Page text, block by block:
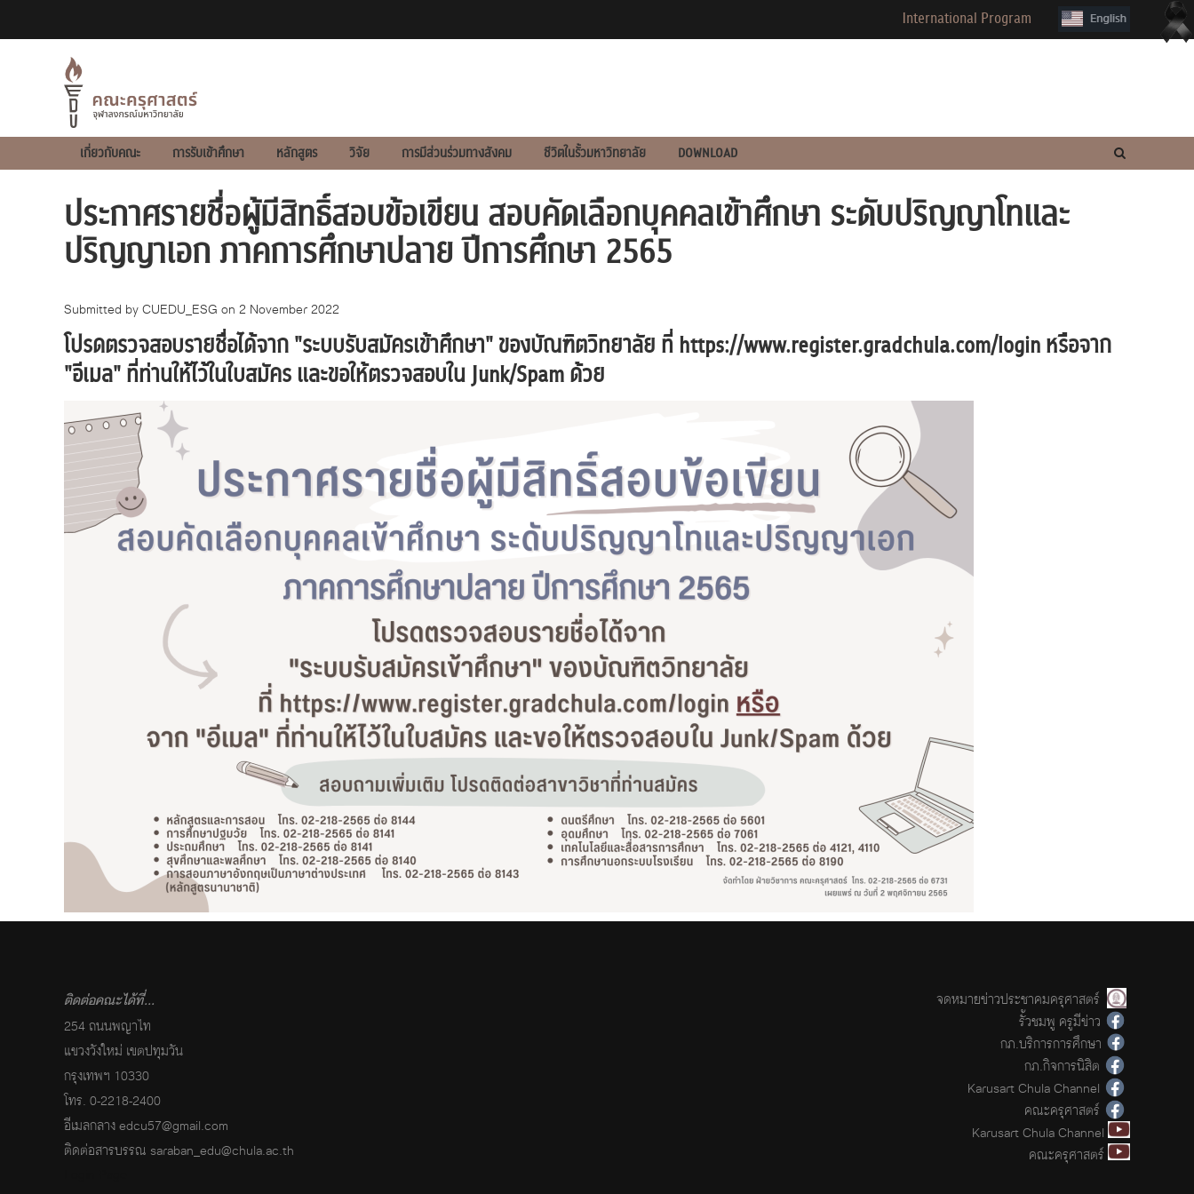
International Program
Main
navigation
2021
เกี่ยวกับคณะ การรับเข้าศึกษา หลักสูตร วิจัย การมีส่วนร่วมทางสังคม ชีวิตในรั้วมหาวิทยาลัย DOWNLOAD
ประกาศรายชื่อผู้มีสิทธิ์สอบข้อเขียน สอบคัดเลือกบุคคลเข้าศึกษา ระดับปริญญาโทและ
ปริญญาเอก ภาคการศึกษาปลาย ปีการศึกษา 2565
Submitted byCUEDU_ESGon 2 November 2022
โปรดตรวจสอบรายชื่อได้จาก "ระบบรับสมัครเข้าศึกษา" ของบัณฑิตวิทยาลัย ที่https://www.register.gradchula.com/loginหรือจาก
"อีเมล" ที่ท่านให้ไว้ในใบสมัคร และขอให้ตรวจสอบใน Junk/Spam ด้วย
ติดต่อคณะได้ที่...
254 ถนนพญาไท
แขวงวังใหม่ เขตปทุมวัน
กรุงเทพฯ 10330
โทร. 0-2218-2400
อีเมลกลางedcu57@gmail.com
ติดต่อสารบรรณsaraban_edu@chula.ac.th
จดหมายข่าวประชาคมครุศาสตร์
รั้วชมพู ครูมีข่าว
กภ.บริการการศึกษา
กภ.กิจการนิสิต
Karusart Chula Channel
คณะครุศาสตร์
Karusart Chula Channel
คณะครุศาสตร์